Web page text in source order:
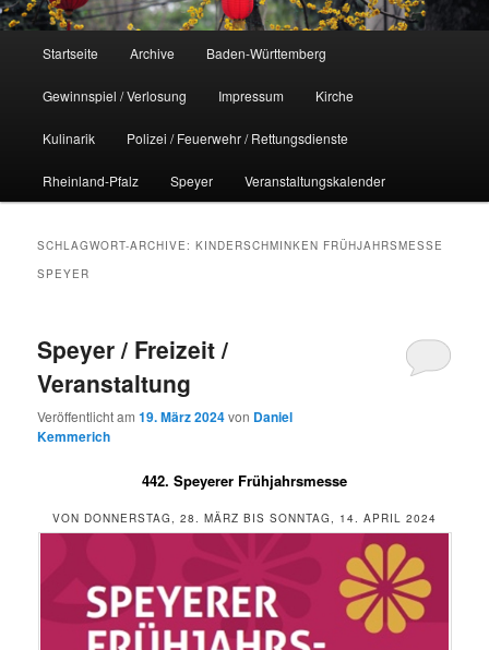
Startseite Archive Baden-Württemberg
Gewinnspiel / Verlosung Impressum Kirche
Kulinarik Polizei / Feuerwehr / Rettungsdienste
Rheinland-Pfalz Speyer Veranstaltungskalender
SCHLAGWORT-ARCHIVE:KINDERSCHMINKEN FRÜHJAHRSMESSE
SPEYER
Speyer / Freizeit /
Veranstaltung
Veröffentlicht am19. März 2024von Daniel
Kemmerich
442. Speyerer Frühjahrsmesse
VON DONNERSTAG, 28. MÄRZ BIS SONNTAG, 14. APRIL 2024